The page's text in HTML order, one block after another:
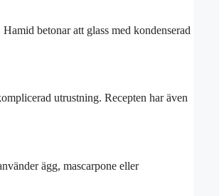
betonar att glass med kondenserad
utrustning. Recepten har även
ägg, mascarpone eller